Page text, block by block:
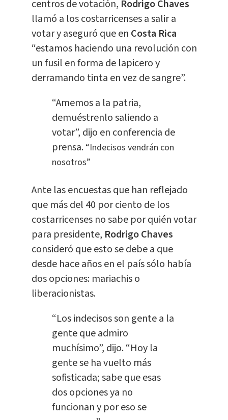
centros de votación, Rodrigo Chaves
llamó a los costarricenses a salir a
votar y aseguró que en Costa Rica
“estamos haciendo una revolución con
un fusil en forma de lapicero y
derramando tinta en vez de sangre”.
“Amemos a la patria,
demuéstrenlo saliendo a
votar”, dijo en conferencia de
prensa. “Indecisos vendrán con
nosotros”
Ante las encuestas que han reflejado
que más del 40 por ciento de los
costarricenses no sabe por quién votar
para presidente, Rodrigo Chaves
consideró que esto se debe a que
desde hace años en el país sólo había
dos opciones: mariachis o
liberacionistas.
“Los indecisos son gente a la
gente que admiro
muchísimo”, dijo. “Hoy la
gente se ha vuelto más
sofisticada; sabe que esas
dos opciones ya no
funcionan y por eso se